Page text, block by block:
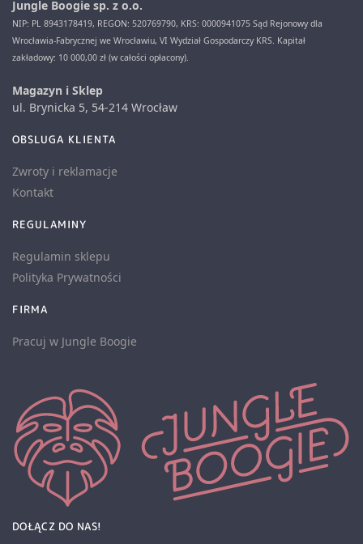
Jungle Boogie sp. z o.o.
NIP: PL 8943178419, REGON: 520769790, KRS: 0000941075 Sąd Rejonowy dla
Wrocławia-Fabrycznej we Wrocławiu, VI Wydział Gospodarczy KRS. Kapitał
zakładowy: 10 000,00 zł (w całości opłacony).
Magazyn i Sklep
ul. Brynicka 5, 54-214 Wrocław
OBSLUGA KLIENTA
Zwroty i reklamacje
Kontakt
REGULAMINY
Regulamin sklepu
Polityka Prywatności
FIRMA
Pracuj w Jungle Boogie
DOŁĄCZ DO NAS!